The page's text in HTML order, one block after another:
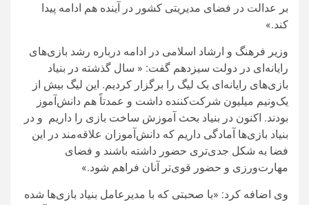
بر عدالت در فضای مدیریتی کشور در آینده هم ادامه پیدا
کند.»
وزیر فرهنگ و ارشاد اسلامی در ادامه درباره رشد بازی‌های
رایانه‌ای در دولت سیزدهم گفت: « سال گذشته در بنیاد
بازی‌های رایانه‌ای یک لیگ را برگزار کردیم. این لیگ بیش از
یک‌ونیم میلیون شرکت‌کننده داشت و عمدتاً هم دانش‌آموز
بودند. اکنون در بنیاد بحث آموزش ساخت بازی را داریم و در
بنیاد بازی‌ها آمادگی داریم که دانش‌آموزان علاقه‌مند در این
فضا به شکل جدی‌تری حضور داشته باشند و فضای
مهارت‌ورزی و حضور قوی‌تر آنان فراهم شود.»
وی اضافه کرد: «با صحبتی که با مدیرعامل بنیاد بازی‌ها شده